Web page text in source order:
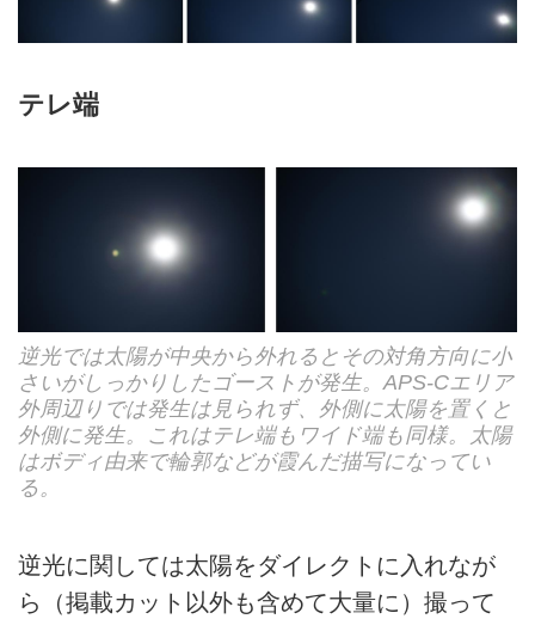
テレ端
逆光では太陽が中央から外れるとその対角方向に小
さいがしっかりしたゴーストが発生。APS-Cエリア
外周辺りでは発生は見られず、外側に太陽を置くと
外側に発生。これはテレ端もワイド端も同様。太陽
はボディ由来で輪郭などが霞んだ描写になってい
る。
逆光に関しては太陽をダイレクトに入れなが
ら（掲載カット以外も含めて大量に）撮って